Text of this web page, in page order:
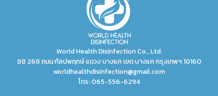
World Health Disinfection Co., Ltd.
88 268 ถนน กัลปพฤกษ์ แขวง บางแค เขต บางแค กรุงเทพฯ 10160
worldhealthdisinfection@gmail.com
โทร:065-556-6294